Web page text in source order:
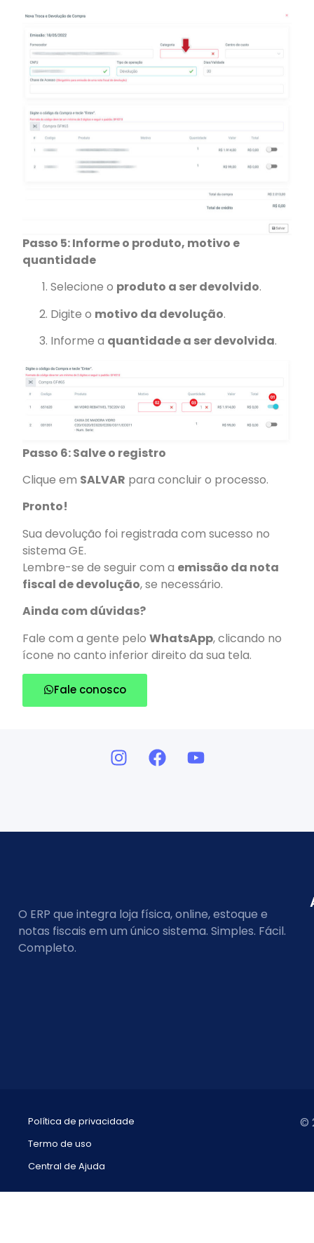
Passo 5: Informe o produto, motivo e
quantidade
Selecione o produto a ser devolvido.
Digite o motivo da devolução.
Informe a quantidade a ser devolvida.
Passo 6: Salve o registro
Clique em SALVAR para concluir o processo.
Pronto!
Sua devolução foi registrada com sucesso no
sistema GE.
Lembre-se de seguir com a emissão da nota
fiscal de devolução, se necessário.
Ainda com dúvidas?
Fale com a gente pelo WhatsApp, clicando no
ícone no canto inferior direito da sua tela.
Fale conosco
O ERP que integra loja física, online, estoque e
notas fiscais em um único sistema. Simples. Fácil.
Completo.
Política de privacidade
Termo de uso
Central de Ajuda
©